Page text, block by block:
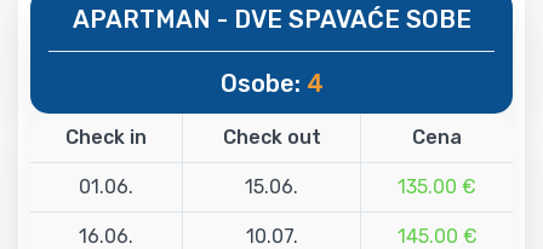
APARTMAN - DVE SPAVAĆE SOBE
Osobe: 4
Check in Check out Cena
01.06. 15.06. 135.00 €
16.06. 10.07. 145.00 €